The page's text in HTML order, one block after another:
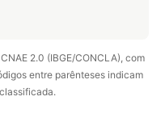
2.0 (IBGE/CONCLA), com
entre parênteses indicam